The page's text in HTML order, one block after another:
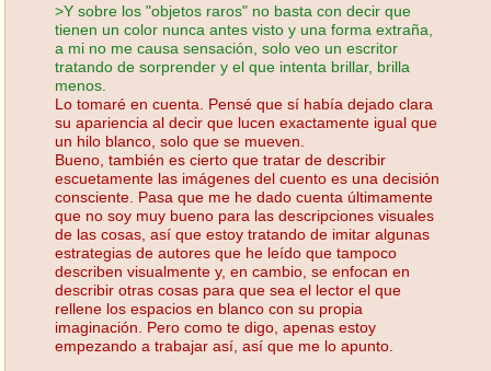
>Y sobre los "objetos raros" no basta con decir que
tienen un color nunca antes visto y una forma extraña,
a mi no me causa sensación, solo veo un escritor
tratando de sorprender y el que intenta brillar, brilla
menos.
Lo tomaré en cuenta. Pensé que sí había dejado clara
su apariencia al decir que lucen exactamente igual que
un hilo blanco, solo que se mueven.
Bueno, también es cierto que tratar de describir
escuetamente las imágenes del cuento es una decisión
consciente. Pasa que me he dado cuenta últimamente
que no soy muy bueno para las descripciones visuales
de las cosas, así que estoy tratando de imitar algunas
estrategias de autores que he leído que tampoco
describen visualmente y, en cambio, se enfocan en
describir otras cosas para que sea el lector el que
rellene los espacios en blanco con su propia
imaginación. Pero como te digo, apenas estoy
empezando a trabajar así, así que me lo apunto.